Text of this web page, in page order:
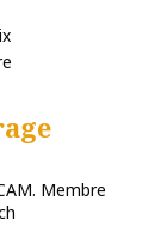
Membre